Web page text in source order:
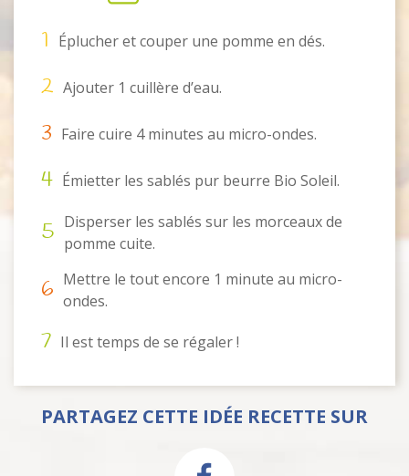
1 Éplucher et couper une pomme en dés.
2 Ajouter 1 cuillère d’eau.
3 Faire cuire 4 minutes au micro-ondes.
4 Émietter les sablés pur beurre Bio Soleil.
5 Disperser les sablés sur les morceaux de
pomme cuite.
6 Mettre le tout encore 1 minute au micro-
ondes.
7 Il est temps de se régaler !
PARTAGEZ CETTE IDÉE RECETTE SUR